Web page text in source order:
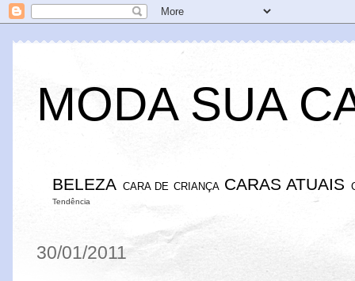
MODA SUA
BELEZA CARA DE CRIANÇA CARAS ATUAIS
Tendência
30/01/2011